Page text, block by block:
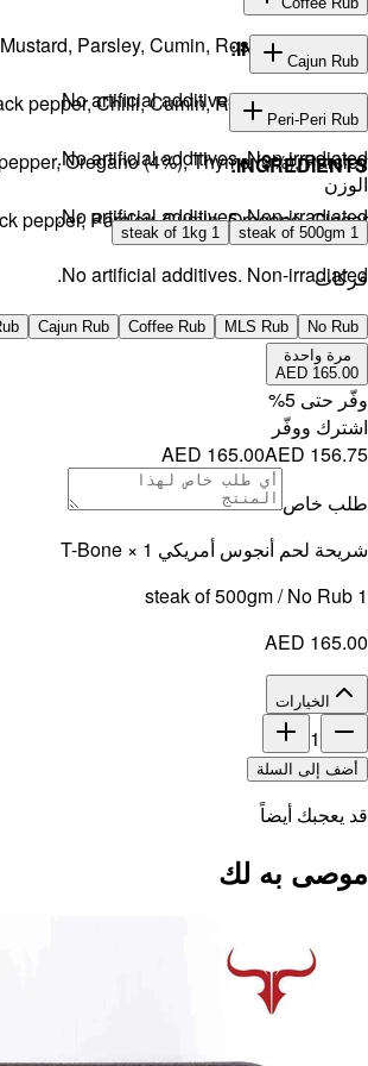
Parsley, Cumin, Rosemary, Thyme.
No artificial additives. Non-irradiated
INGREDIENTS:
pepper, Chilli, Cumin, Rosemary, Thyme.
No artificial additives. Non-irradiated.
Cajun Rub
INGREDIENTS:
Oregano (4%), Thyme (3%), Parsley.
No artificial additives. Non-irradiated.
Peri-Peri Rub
INGREDIENTS:
pepper, Parsley, Cumin, Oregano, Ginger.
No artificial additives. Non-irradiated.
الوزن
1 steak of 500gm
1 steak of 1kg
فركات
No Rub
MLS Rub
Coffee Rub
Cajun Rub
مرة واحدة
AED 165.00
وفّر حتى 5
%
اشترك ووفّر
AED 165.00AED 156.75
طلب خاص
شريحة لحم أنجوس أمريكي T-Bone × 1
1 steak of 500gm / No Rub
AED 165.00
الخيارات
1
أضف إلى السلة
قد يعجبك أيضاً
موصى به لك